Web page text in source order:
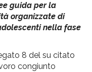
guida per la
organizzate di
nella fase
8 del su citato
congiunto